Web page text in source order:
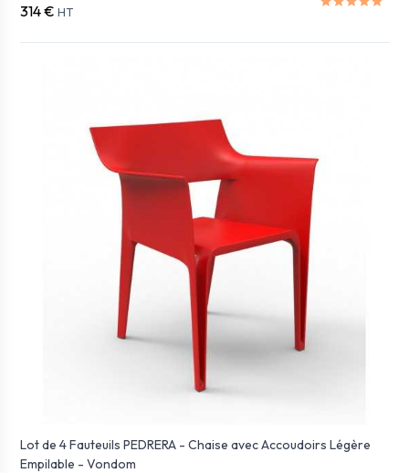
314 € HT
Lot de 4 Fauteuils PEDRERA - Chaise avec Accoudoirs Légère
Empilable - Vondom